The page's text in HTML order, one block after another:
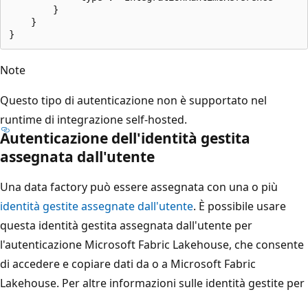
        }
    }
Note
Questo tipo di autenticazione non è supportato nel
runtime di integrazione self-hosted.
Autenticazione dell'identità gestita
assegnata dall'utente
Una data factory può essere assegnata con una o più
identità gestite assegnate dall'utente. È possibile usare
questa identità gestita assegnata dall'utente per
l'autenticazione Microsoft Fabric Lakehouse, che consente
di accedere e copiare dati da o a Microsoft Fabric
Lakehouse. Per altre informazioni sulle identità gestite per